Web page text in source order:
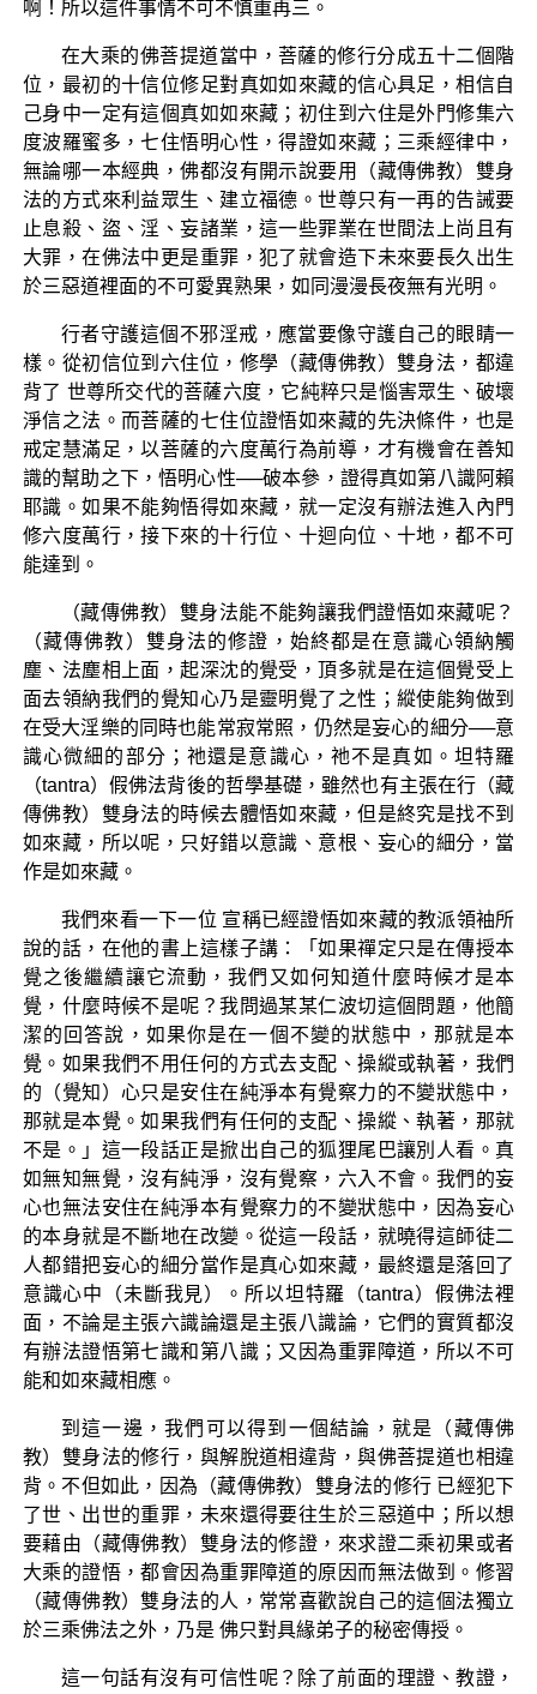
啊！所以這件事情不可不慎重再三。
在大乘的佛菩提道當中，菩薩的修行分成五十二個階
位，最初的十信位修足對真如如來藏的信心具足，相信自
己身中一定有這個真如如來藏；初住到六住是外門修集六
度波羅蜜多，七住悟明心性，得證如來藏；三乘經律中，
無論哪一本經典，佛都沒有開示說要用（藏傳佛教）雙身
法的方式來利益眾生、建立福德。世尊只有一再的告誡要
止息殺、盜、淫、妄諸業，這一些罪業在世間法上尚且有
大罪，在佛法中更是重罪，犯了就會造下未來要長久出生
於三惡道裡面的不可愛異熟果，如同漫漫長夜無有光明。
行者守護這個不邪淫戒，應當要像守護自己的眼睛一
樣。從初信位到六住位，修學（藏傳佛教）雙身法，都違
背了 世尊所交代的菩薩六度，它純粹只是惱害眾生、破壞
淨信之法。而菩薩的七住位證悟如來藏的先決條件，也是
戒定慧滿足，以菩薩的六度萬行為前導，才有機會在善知
識的幫助之下，悟明心性──破本參，證得真如第八識阿賴
耶識。如果不能夠悟得如來藏，就一定沒有辦法進入內門
修六度萬行，接下來的十行位、十迴向位、十地，都不可
能達到。
（藏傳佛教）雙身法能不能夠讓我們證悟如來藏呢？
（藏傳佛教）雙身法的修證，始終都是在意識心領納觸
塵、法塵相上面，起深沈的覺受，頂多就是在這個覺受上
面去領納我們的覺知心乃是靈明覺了之性；縱使能夠做到
在受大淫樂的同時也能常寂常照，仍然是妄心的細分──意
識心微細的部分；祂還是意識心，祂不是真如。坦特羅
（tantra）假佛法背後的哲學基礎，雖然也有主張在行（藏
傳佛教）雙身法的時候去體悟如來藏，但是終究是找不到
如來藏，所以呢，只好錯以意識、意根、妄心的細分，當
作是如來藏。
我們來看一下一位 宣稱已經證悟如來藏的教派領袖所
說的話，在他的書上這樣子講：「如果禪定只是在傳授本
覺之後繼續讓它流動，我們又如何知道什麼時候才是本
覺，什麼時候不是呢？我問過某某仁波切這個問題，他簡
潔的回答說，如果你是在一個不變的狀態中，那就是本
覺。如果我們不用任何的方式去支配、操縱或執著，我們
的（覺知）心只是安住在純淨本有覺察力的不變狀態中，
那就是本覺。如果我們有任何的支配、操縱、執著，那就
不是。」這一段話正是掀出自己的狐狸尾巴讓別人看。真
如無知無覺，沒有純淨，沒有覺察，六入不會。我們的妄
心也無法安住在純淨本有覺察力的不變狀態中，因為妄心
的本身就是不斷地在改變。從這一段話，就曉得這師徒二
人都錯把妄心的細分當作是真心如來藏，最終還是落回了
意識心中（未斷我見）。所以坦特羅（tantra）假佛法裡
面，不論是主張六識論還是主張八識論，它們的實質都沒
有辦法證悟第七識和第八識；又因為重罪障道，所以不可
能和如來藏相應。
到這一邊，我們可以得到一個結論，就是（藏傳佛
教）雙身法的修行，與解脫道相違背，與佛菩提道也相違
背。不但如此，因為（藏傳佛教）雙身法的修行 已經犯下
了世、出世的重罪，未來還得要往生於三惡道中；所以想
要藉由（藏傳佛教）雙身法的修證，來求證二乘初果或者
大乘的證悟，都會因為重罪障道的原因而無法做到。修習
（藏傳佛教）雙身法的人，常常喜歡說自己的這個法獨立
於三乘佛法之外，乃是 佛只對具緣弟子的秘密傳授。
這一句話有沒有可信性呢？除了前面的理證、教證，